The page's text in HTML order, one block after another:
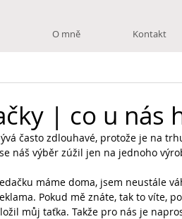
O mně Kontakt
| co u nás
často zdlouhavé, protože je na
náš výběr zúžil jen na jednoho
máme doma, jsem neustále
Pokud mě znáte, tak to víte,
můj taťka. Takže pro nás je